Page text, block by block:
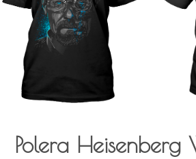
Polera Heisenberg